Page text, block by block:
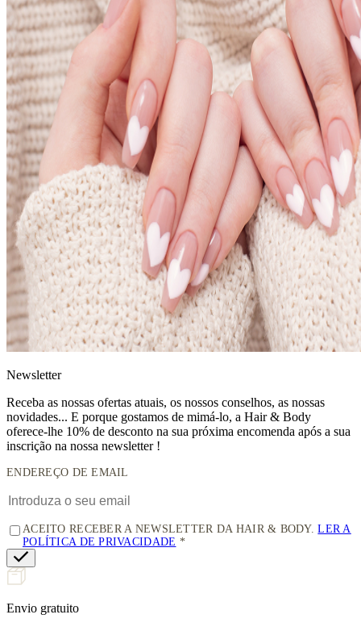
Newsletter
Receba as nossas ofertas atuais, os nossos conselhos, as nossas
novidades... E porque gostamos de mimá-lo, a Hair & Body
oferece-lhe 10% de desconto na sua próxima encomenda após a sua
inscrição na nossa newsletter !
ENDEREÇO DE EMAIL
ACEITO RECEBER A NEWSLETTER DA HAIR & BODY.LER A
POLÍTICA DE PRIVACIDADE
Envio gratuito